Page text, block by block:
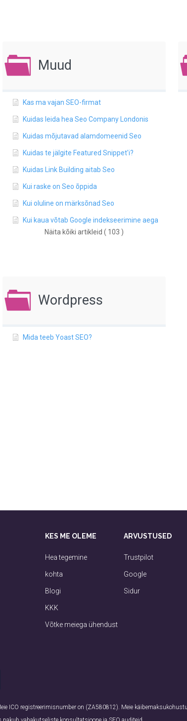
Muud
Kas ma vajan SEO-firmat
Kuidas leida hea Seo Company Londonis
Kuidas mõjutavad alamdomeenid Seo
Kuidas te jälgite Featured Snippet'i?
Kuidas Link Building aitab Seo
Kui raske on Seo õppida
Kui oluline on märksõnad Seo
Kui kaua võtab Google indekseerimine aega
Näita kõiki artikleid ( 103 )
Wordpress
Mida teeb Yoast SEO?
KES ME OLEME
Hea tegemine
kohta
Blogi
KKK
Võtke meiega ühendust
ARVUSTUSED
Trustpilot
Google
Sidur
ICO registreerimisnumber on (ZA580812). Meie